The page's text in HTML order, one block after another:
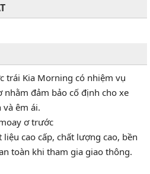
trái Kia Morning có nhiệm vụ
đảm bảo cố định cho xe
và êm ái.
ơ trước
cao cấp, chất lượng cao, bền
toàn khi tham gia giao thông.